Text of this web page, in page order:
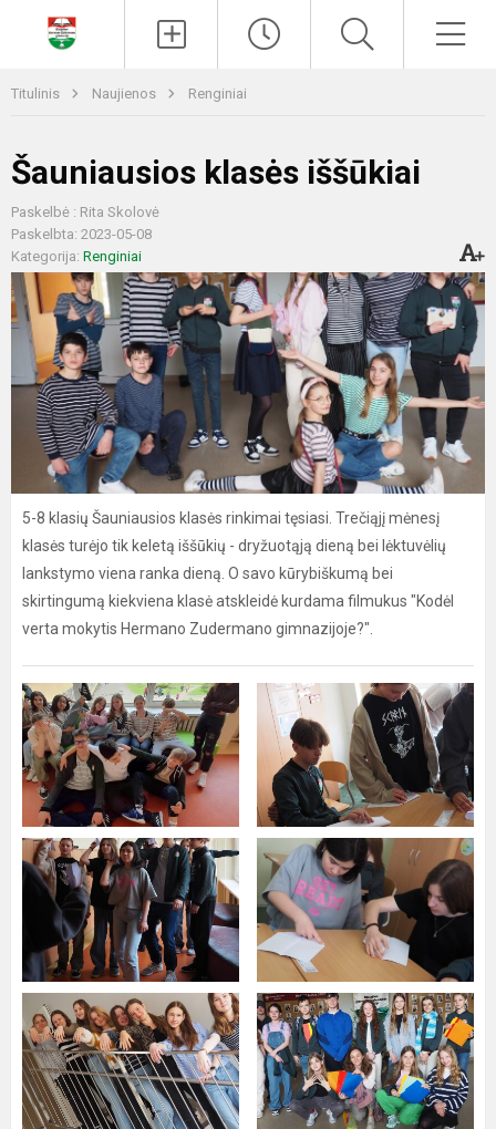
Titulinis Naujienos Renginiai
Šauniausios klasės iššūkiai
Paskelbė : Rita Skolovė
Paskelbta: 2023-05-08
Kategorija: Renginiai
5-8 klasių Šauniausios klasės rinkimai tęsiasi. Trečiąjį mėnesį
klasės turėjo tik keletą iššūkių - dryžuotąją dieną bei lėktuvėlių
lankstymo viena ranka dieną. O savo kūrybiškumą bei
skirtingumą kiekviena klasė atskleidė kurdama filmukus "Kodėl
verta mokytis Hermano Zudermano gimnazijoje?".